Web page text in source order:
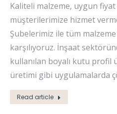
Kaliteli malzeme, uygun fiyat
müşterilerimize hizmet
Şubelerimiz ile tüm malzeme
karşılıyoruz. İnşaat
kullanılan boyalı kutu
üretimi gibi uygulamalarda
Read article